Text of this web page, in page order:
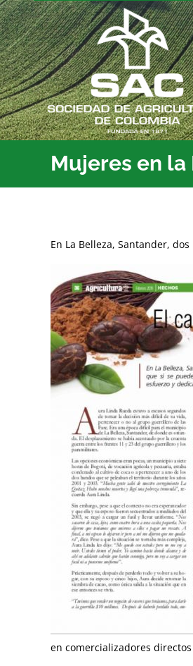
Saltar
al
contenido
Mujeres en
En La Belleza, Santander,
en comercializadores